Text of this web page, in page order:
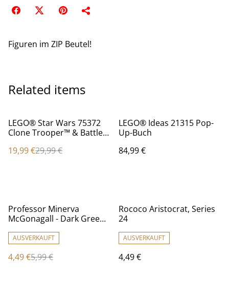
Figuren im ZIP Beutel!
Related items
%
LEGO® Star Wars 75372
Clone Trooper™ & Battle
19,99 €29,99 €
LEGO® Ideas 21315 Pop-
Up-Buch
84,99 €
%
Professor Minerva
McGonagall - Dark Green
AUSVERKAUFT
4,49 €5,99 €
Rococo Aristocrat, Series
24
AUSVERKAUFT
4,49 €